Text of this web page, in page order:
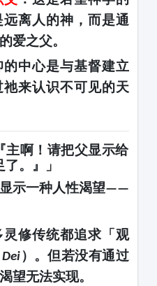
离人的神，而是通
爱之父。
的中心是与基督建立
祂来认识不可见的天
主啊！请把父显示给
。』」
示一种人性渴望——
灵修传统都追求「观
）。但若没有通过
望无法实现。